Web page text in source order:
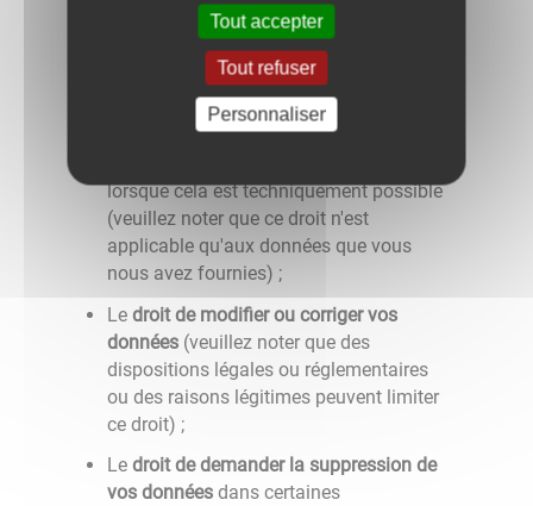
consentement effectué avant le retrait de
Dans certaines circonstances, le
recevoir des données sous forme
électroniqueet/ou de nous demander de
lorsque cela est techniquement possible
(veuillez noter que ce droit n'est
applicable qu'aux données que vous
nous avez fournies) ;
Ledroit de modifier ou corriger vos
données (veuillez noter que des
dispositions légales ou réglementaires
ou des raisons légitimes peuvent limiter
ce droit) ;
Ledroit de demander la suppression de
vos données dans certaines
Tout accepter
Tout refuser
Personnaliser